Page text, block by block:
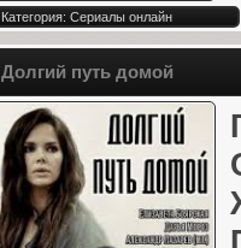
Категория: Сериалы онлайн
Долгий путь домой